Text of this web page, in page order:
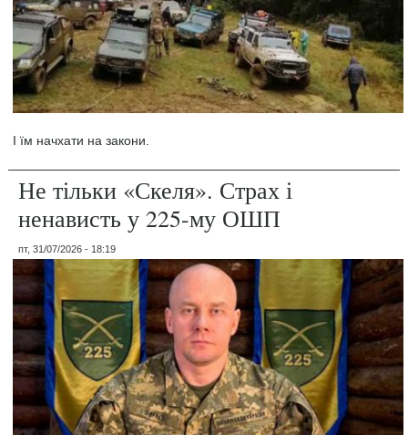
І їм начхати на закони.
Не тільки «Скеля». Страх і
ненависть у 225-му ОШП
пт, 31/07/2026 - 18:19